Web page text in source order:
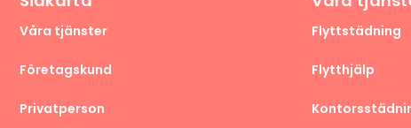
Våra tjänster
Företagskund
Privatperson
Flyttstädning
Flytthjälp